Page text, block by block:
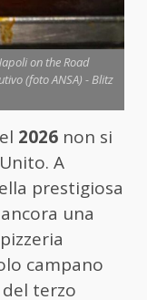
on the Road
(foto ANSA) - Blitz
2026 non si
A
prestigiosa
una
campano
terzo